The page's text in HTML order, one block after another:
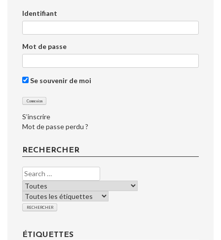
Identifiant
Mot de passe
Se souvenir de moi
S’inscrire
Mot de passe perdu ?
RECHERCHER
ÉTIQUETTES